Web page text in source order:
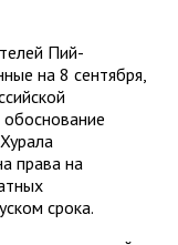
Пий-
на 8 сентября,
права на
срока.